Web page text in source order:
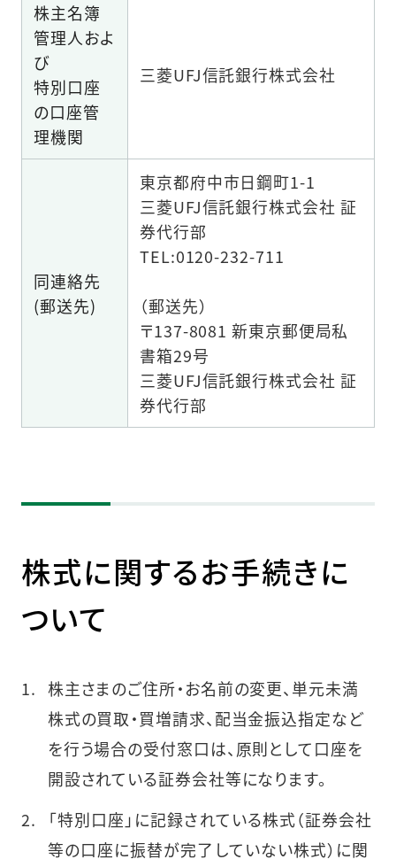
株主名簿
管理人およ
び
特別口座
の口座管
理機関
三菱UFJ信託銀行株式会社
同連絡先
(郵送先)
東京都府中市日鋼町1-1
三菱UFJ信託銀行株式会社 証
券代行部
TEL:0120-232-711
（郵送先）
〒137-8081 新東京郵便局私
書箱29号
三菱UFJ信託銀行株式会社 証
券代行部
株式に関するお手続きに
ついて
株主さまのご住所・お名前の変更、単元未満
株式の買取・買増請求、配当金振込指定など
を行う場合の受付窓口は、原則として口座を
開設されている証券会社等になります。
「特別口座」に記録されている株式（証券会社
等の口座に振替が完了していない株式）に関